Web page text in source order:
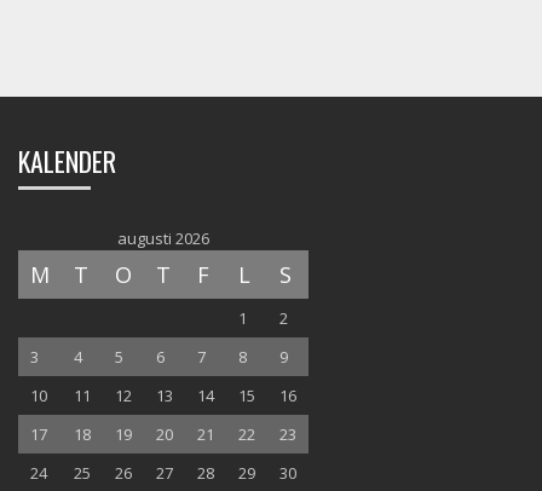
KALENDER
augusti 2026
M T O T F L S
1
2
3
4 5 6 7 8
9
10
11 12 13 14 15
16
17
18 19 20 21 22
23
24
25 26 27 28 29
30